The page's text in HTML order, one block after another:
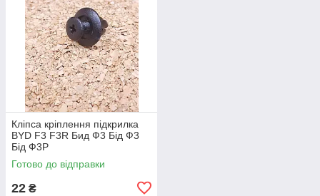
Кліпса кріплення підкрилка
BYD F3 F3R Бид Ф3 Бід Ф3
Бід Ф3Р
Готово до відправки
22 ₴